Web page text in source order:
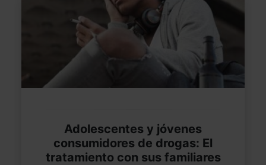
Adolescentes y jóvenes
consumidores de drogas: El
tratamiento con sus familiares